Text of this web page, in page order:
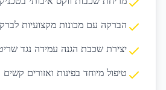
הברקה עם מכונות מקצועיות
יצירת שכבת הגנה עמידה נגד
טיפול מיוחד בפינות ואזורים קשים